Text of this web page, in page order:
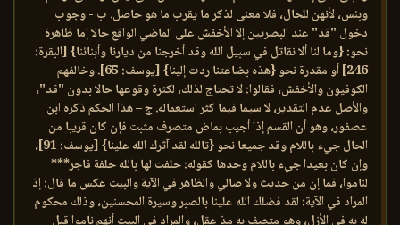
وبئس، لأنهن للحال، فلا معنى لذكر ما يقرب ما هو حاصل. ب - وجوب
دخول "قد" عند البصريين إلا الأخفش على الماضي الواقع حالا إما ظاهرة
نحو: {وما لنا ألا نقاتل في سبيل الله وقد أخرجنا من ديارنا وأبنائنا} [البقرة:
246] أو مقدرة نحو {هذه بضاعتنا ردت إلينا} [يوسف: 65]. وخالفهم
الكوفيون والأخفش، فقالوا: لا تحتاج لذلك، لكثرة وقوعها حالا بدون "قد"،
والأصل عدم التقدير، لا سيما فيما كثر استعماله. ج – هذا الحكم ذكره ابن
عصفور، وهو أن القسم إذا أجيب بماض متصرف مثبت فإن كان قريبا من
الحال جيء باللام وقد جميعا نحو {تالله لقد آثرك الله علينا} [يوسف: 91]،
وإن كان بعيدا جيء باللام وحدها كقوله: حلفت لها بالله حلفة فاجر***
لناموا، فما إن من حديث ولا صالي والظاهر في الآية والبيت عكس ما قال: إذ
المراد في الآية: لقد فضلك الله علينا بالصبر وسيرة المحسنين، وذلك محكوم